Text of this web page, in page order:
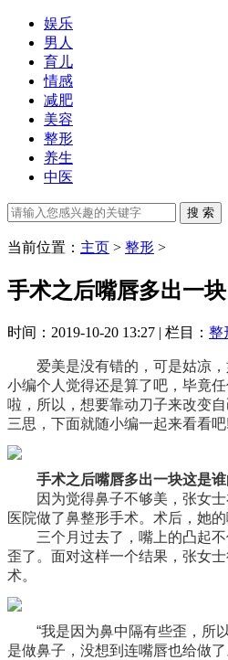
娱乐
男人
育儿
情感
减肥
美容
整形
养生
中医
当前位置： 主页 > 整形 >
手术之后嘴唇多出一
时间：2019-10-20 13:27 | 栏目： 整
爱美是没有错的，可是姑凉
小编个人觉得还是算了吧，毕竟
啦，所以，想要靠动刀子来改变
三思，下面就随小编一起来看看吧
手术之后嘴唇多出一块这是
因为觉得鼻子不够美，张女
医院做了鼻整形手术。术后，她的
三个月过去了，嘴上的凸起
歪了。面对这样一个结果，张女
术。
“我是因为鼻中隔有些歪，所
是做鼻子，没想到连嘴唇也给做